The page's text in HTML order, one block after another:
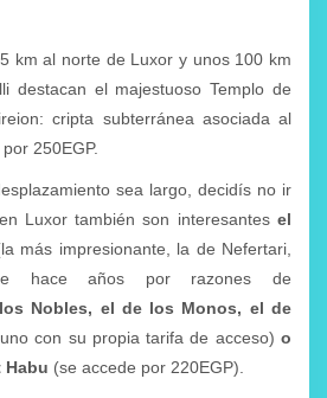
km al norte de Luxor y unos 100 km
destacan el majestuoso Templo de
cripta subterránea asociada al
250EGP.
sea largo, decidís no ir
Luxor también son interesantesel
más impresionante, la de Nefertari,
hace años por razones de
Nobles, el de los Monos, el de
con su propia tarifa de acceso) o
Habu (se accede por 220EGP).